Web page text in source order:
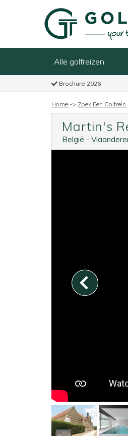
Alle golfreizen
Brochure 2026
Home -> Zoek Een Golfreis
Martin's
België -